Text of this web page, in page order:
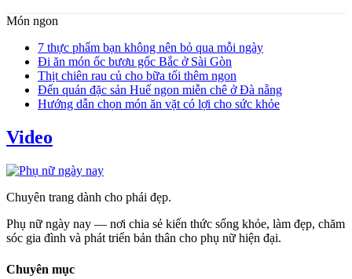
Món ngon
7 thực phẩm bạn không nên bỏ qua mỗi ngày
Đi ăn món ốc bươu gốc Bắc ở Sài Gòn
Thịt chiên rau củ cho bữa tối thêm ngon
Đến quán đặc sản Huế ngon miễn chê ở Đà nẵng
Hướng dẫn chọn món ăn vặt có lợi cho sức khỏe
Video
Chuyên trang dành cho phái đẹp.
Phụ nữ ngày nay — nơi chia sẻ kiến thức sống khỏe, làm đẹp, chăm
sóc gia đình và phát triển bản thân cho phụ nữ hiện đại.
Chuyên mục